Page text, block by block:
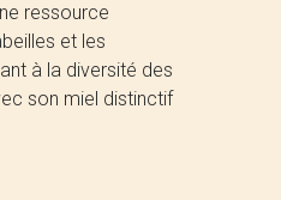
ressource
et les
à la diversité des
son miel distinctif